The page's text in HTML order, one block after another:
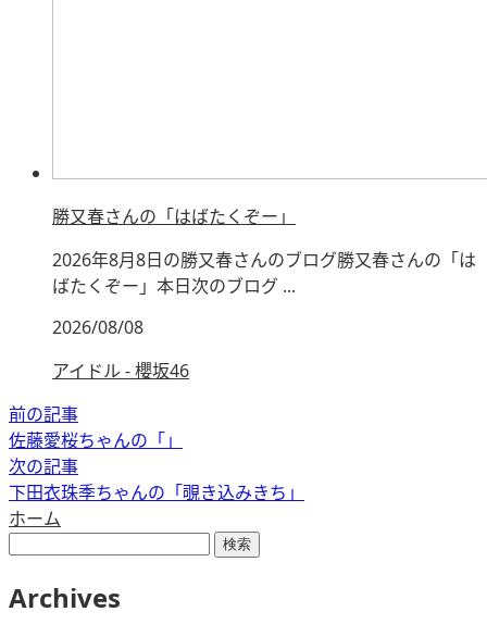
勝又春さんの「はばたくぞー」
2026年8月8日の勝又春さんのブログ勝又春さんの「は
ばたくぞー」本日次のブログ ...
2026/08/08
アイドル - 櫻坂46
前の記事
佐藤愛桜ちゃんの「」
次の記事
下田衣珠季ちゃんの「覗き込みきち」
ホーム
Archives